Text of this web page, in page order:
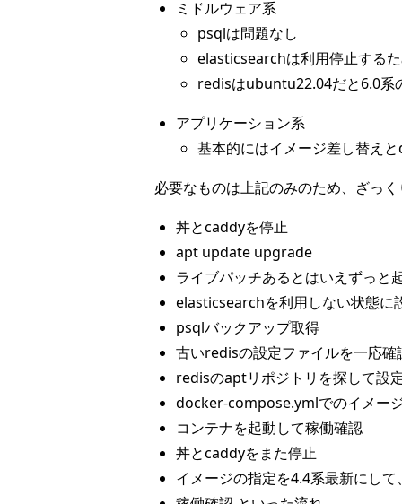
ミドルウェア系
psqlは問題なし
elasticsearchは利用停止する
redisはubuntu22.04だと6.0系
アプリケーション系
基本的にはイメージ差し替え
必要なものは上記のみのため、ざっ
丼とcaddyを停止
apt update upgrade
ライブパッチあるとはいえずっと
elasticsearchを利用しない状態に
psqlバックアップ取得
古いredisの設定ファイルを一応
redisのaptリポジトリを探して設
docker-compose.ymlでのイメー
コンテナを起動して稼働確認
丼とcaddyをまた停止
イメージの指定を4.4系最新にし